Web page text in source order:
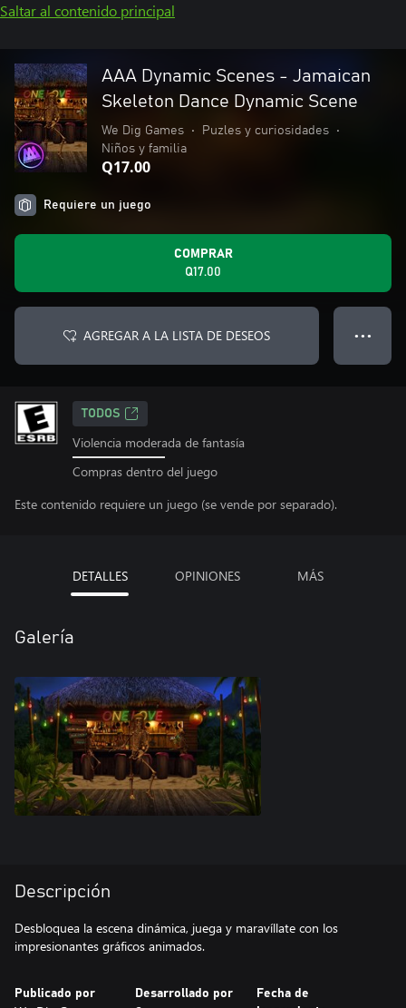
Saltar al contenido principal
AAA Dynamic Scenes - Jamaican
Skeleton Dance Dynamic Scene
We Dig Games • Puzles y curiosidades
•
Niños y familia
Q17.00
Requiere un juego
COMPRAR
Q17.00
AGREGAR A LA LISTA DE DESEOS ● ● ●
TODOS
Violencia moderada de fantasía
Compras dentro del juego
Este contenido requiere un juego (se vende por separado).
DETALLES OPINIONES MÁS
Galería
Descripción
Desbloquea la escena dinámica, juega y maravíllate con los
impresionantes gráficos animados.
Publicado por Desarrollado por
Fecha de